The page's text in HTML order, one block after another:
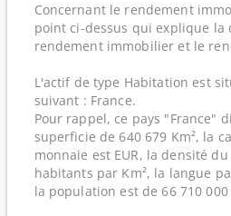
Concernant le rendement
point ci-dessus qui explique la
rendement immobilier et le
L'actif de type Habitation est
suivant : France.
Pour rappel, ce pays "France"
superficie de 640 679 Km², la
monnaie est EUR, la densité
habitants par Km², la langue
la population est de 66 710